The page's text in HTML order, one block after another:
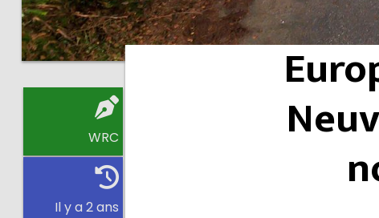
WRC
Il y a 2 ans